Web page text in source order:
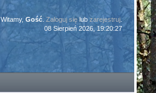
Witamy, Gość Zaloguj sięlub zarejestruj
08 Sierpień 2026, 19:20:27